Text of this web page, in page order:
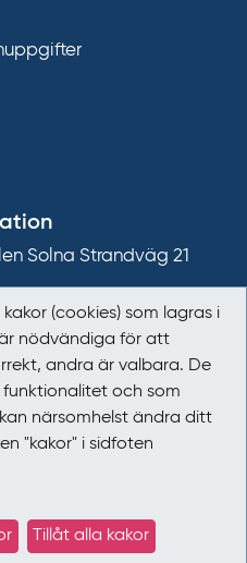
(cookies) som lagras i
nödvändiga för att
andra är valbara. De
och som
närsomhelst ändra ditt
"kakor" i sidfoten
Tillåt alla kakor
Solna Strandväg 21